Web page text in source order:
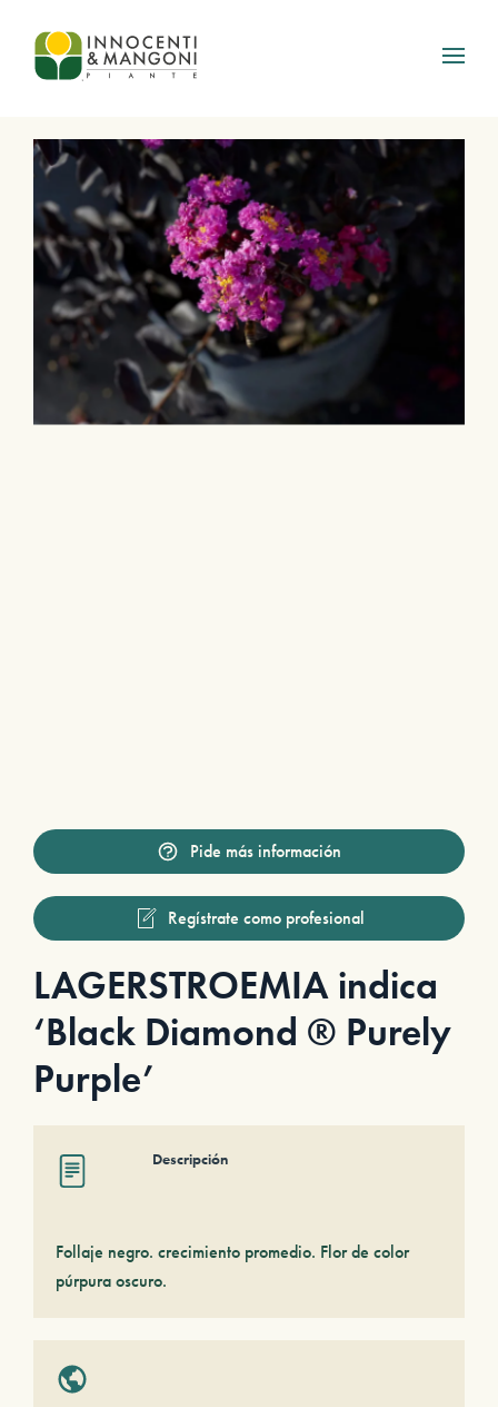
Skip to main content
Pide más información
Regístrate como profesional
LAGERSTROEMIA indica
‘Black Diamond ® Purely
Purple’
Descripción
Follaje negro. crecimiento promedio. Flor de color
púrpura oscuro.